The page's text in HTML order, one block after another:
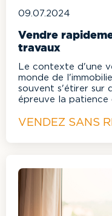
09.07.2024
Vendre
travaux
Le contexte d'une
monde de
souvent s'étirer sur
épreuve la patience
VENDEZ SANS